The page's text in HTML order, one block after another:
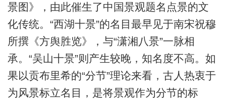
景图》，由此催生了中国景观题名点景的文
化传统。“西湖十景”的名目最早见于南宋祝穆
所撰《方舆胜览》，与“潇湘八景”一脉相
承。“吴山十景”则产生较晚，知名度不高。如
果以贡布里希的“分节”理论来看，古人热衷于
为风景标立名目，是将景观作为分节的标